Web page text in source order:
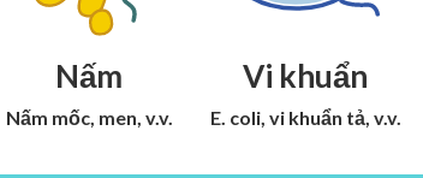
Nấm
Nấm mốc, men, v.v.
Vi khuẩn
E. coli, vi khuẩn tả, v.v.